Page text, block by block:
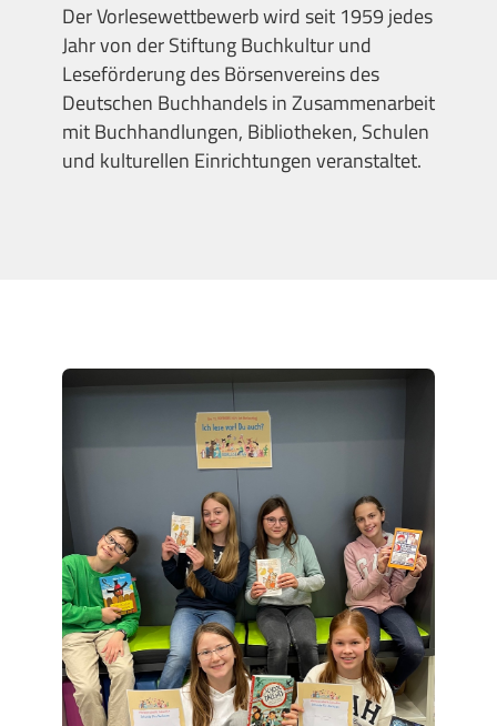
Der Vorlesewettbewerb wird seit 1959 jedes
Jahr von der Stiftung Buchkultur und
Leseförderung des Börsenvereins des
Deutschen Buchhandels in Zusammenarbeit
mit Buchhandlungen, Bibliotheken, Schulen
und kulturellen Einrichtungen veranstaltet.